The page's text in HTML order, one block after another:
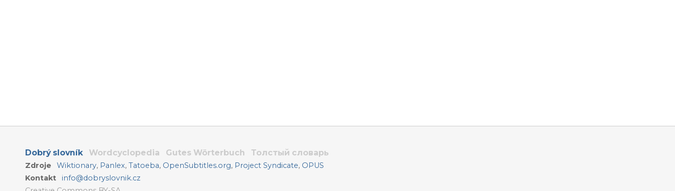
Dobrý slovník Wordcyclopedia Gutes Wörterbuch Толстый словарь
Zdroje Wiktionary, Panlex,Tatoeba, OpenSubtitles.org, Project Syndicate, OPUS
Kontakt
info@dobryslovnik.cz